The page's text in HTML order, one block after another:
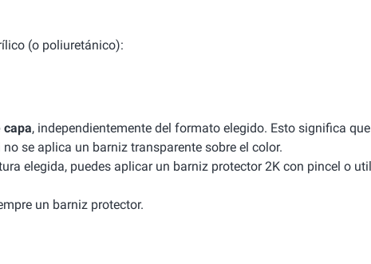
(o poliuretánico):
capa, independientemente del formato elegido. Esto significa
se aplica un barniz transparente sobre el color.
elegida, puedes aplicar un barniz protector 2K con pincel o
un barniz protector.